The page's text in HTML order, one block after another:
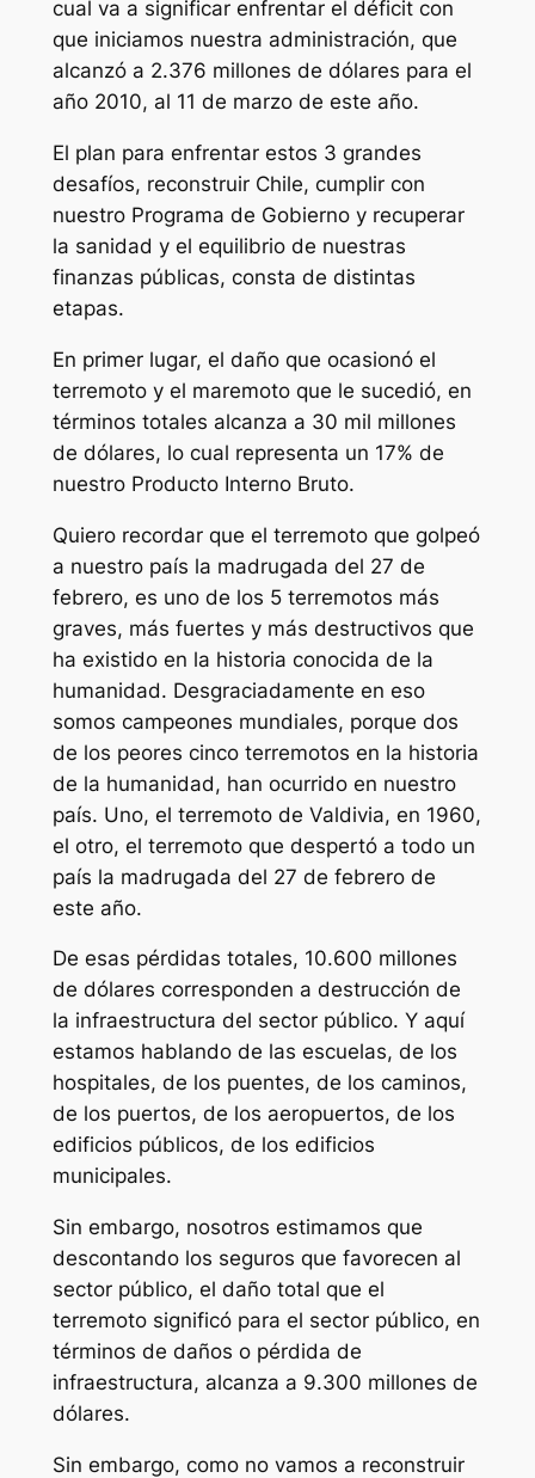
cual va a significar enfrentar el déficit con
que iniciamos nuestra administración, que
alcanzó a 2.376 millones de dólares para el
año 2010, al 11 de marzo de este año.
El plan para enfrentar estos 3 grandes
desafíos, reconstruir Chile, cumplir con
nuestro Programa de Gobierno y recuperar
la sanidad y el equilibrio de nuestras
finanzas públicas, consta de distintas
etapas.
En primer lugar, el daño que ocasionó el
terremoto y el maremoto que le sucedió, en
términos totales alcanza a 30 mil millones
de dólares, lo cual representa un 17% de
nuestro Producto Interno Bruto.
Quiero recordar que el terremoto que golpeó
a nuestro país la madrugada del 27 de
febrero, es uno de los 5 terremotos más
graves, más fuertes y más destructivos que
ha existido en la historia conocida de la
humanidad. Desgraciadamente en eso
somos campeones mundiales, porque dos
de los peores cinco terremotos en la historia
de la humanidad, han ocurrido en nuestro
país. Uno, el terremoto de Valdivia, en 1960,
el otro, el terremoto que despertó a todo un
país la madrugada del 27 de febrero de
este año.
De esas pérdidas totales, 10.600 millones
de dólares corresponden a destrucción de
la infraestructura del sector público. Y aquí
estamos hablando de las escuelas, de los
hospitales, de los puentes, de los caminos,
de los puertos, de los aeropuertos, de los
edificios públicos, de los edificios
municipales.
Sin embargo, nosotros estimamos que
descontando los seguros que favorecen al
sector público, el daño total que el
terremoto significó para el sector público, en
términos de daños o pérdida de
infraestructura, alcanza a 9.300 millones de
dólares.
Sin embargo, como no vamos a reconstruir